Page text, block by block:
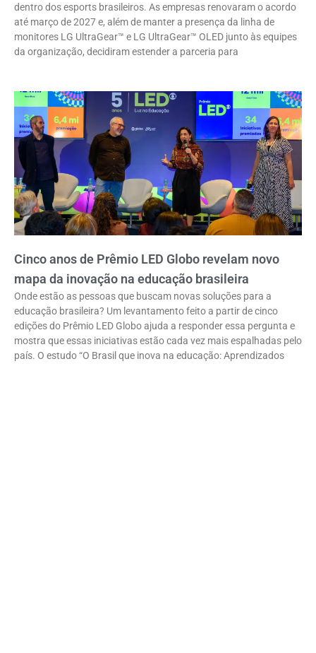
dentro dos esports brasileiros. As empresas renovaram o acordo
até março de 2027 e, além de manter a presença da linha de
monitores LG UltraGear™ e LG UltraGear™ OLED junto às equipes
da organização, decidiram estender a parceria para
Cinco anos de Prêmio LED Globo revelam novo
mapa da inovação na educação brasileira
Onde estão as pessoas que buscam novas soluções para a
educação brasileira? Um levantamento feito a partir de cinco
edições do Prêmio LED Globo ajuda a responder essa pergunta e
mostra que essas iniciativas estão cada vez mais espalhadas pelo
país. O estudo “O Brasil que inova na educação: Aprendizados